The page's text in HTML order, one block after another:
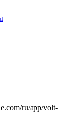
ru/app/volt-